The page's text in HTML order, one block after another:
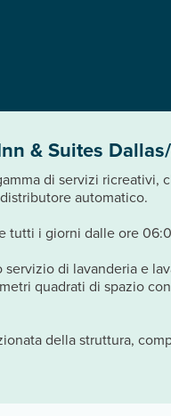
& Suites
di servizi
automatico.
tutti i giorni dalle ore
di lavanderia e
quadrati di spazio
della struttura,